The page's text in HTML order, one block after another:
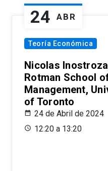
24 ABR
Teoría Económica
Nicolas
Rotman School
Management,
of Toronto
24 de Abril de 2024
12:20 a 13:20